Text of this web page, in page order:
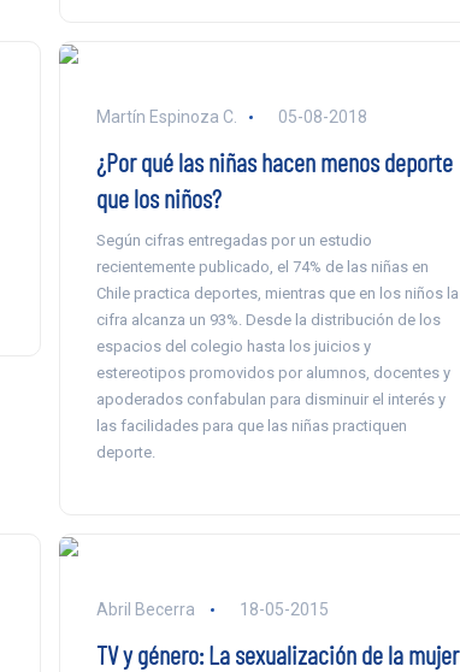
Martín Espinoza C. 05-08-2018
¿Por qué las niñas hacen menos deporte
que los niños?
Según cifras entregadas por un estudio
recientemente publicado, el 74% de las niñas en
Chile practica deportes, mientras que en los niños la
cifra alcanza un 93%. Desde la distribución de los
espacios del colegio hasta los juicios y
estereotipos promovidos por alumnos, docentes y
apoderados confabulan para disminuir el interés y
las facilidades para que las niñas practiquen
deporte.
Abril Becerra 18-05-2015
TV y género: La sexualización de la mujer